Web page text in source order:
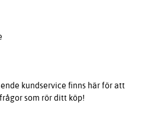
kundservice finns här för att
som rör ditt köp!